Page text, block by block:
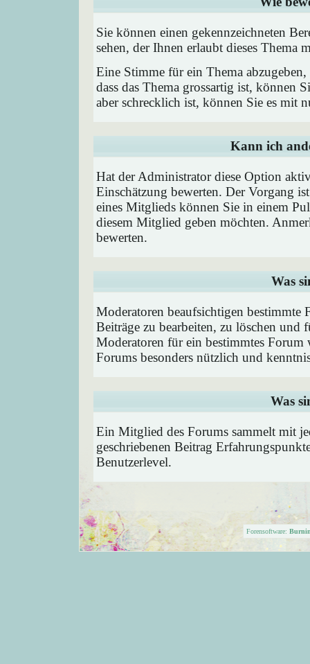
Sie können einen gekennzeichneten
sehen, der Ihnen erlaubt dieses Thema
Eine Stimme für ein Thema
dass das Thema grossartig ist, können
aber schrecklich ist, können Sie es mit
Kann ich
Hat der Administrator diese Option
Einschätzung bewerten. Der Vorgang
eines Mitglieds können Sie in einem
diesem Mitglied geben möchten.
bewerten.
Was
Moderatoren beaufsichtigen
Beiträge zu bearbeiten, zu löschen und
Moderatoren für ein bestimmtes Forum
Forums besonders nützlich und
Was
Ein Mitglied des Forums sammelt mit
geschriebenen Beitrag
Benutzerlevel.
Forensoftware: